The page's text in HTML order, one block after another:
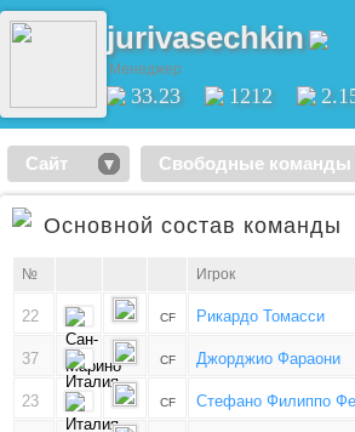
jurivasechkin
Менеджер
33.23 1212
Сайт Свободные команды
Основной состав команды
№ Игрок
22 CF Рикардо Томасси
37 CF Джорджио Фараони
23 CF Стефано Филиппо